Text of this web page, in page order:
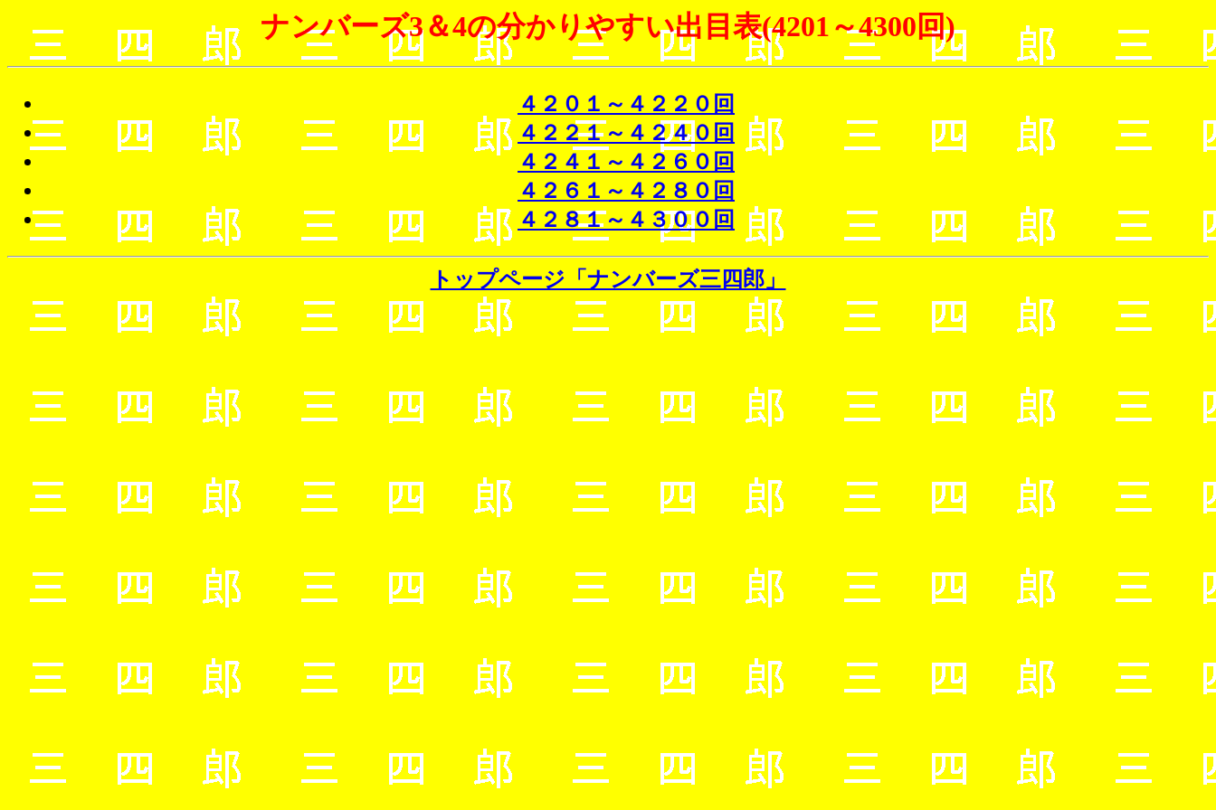
ナンバーズ3＆4の分かりやすい出目表(4201～4300回)
４２０１～４２２０回
４２２１～４２４０回
４２４１～４２６０回
４２６１～４２８０回
４２８１～４３００回
トップページ「ナンバーズ三四郎」